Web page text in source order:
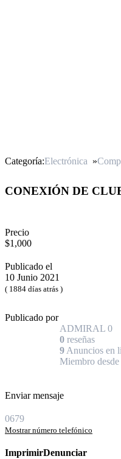
Categoría:Electrónica »
CONEXIÓN DE
Precio
$1,000
Publicado el
10 Junio 2021
( 1884 días atrás )
Publicado por
ADMIRAL 0
0 reseñas
9 Anuncios en
Miembro
Enviar mensaje
0679
Mostrar número telefónico
ImprimirDenunciar